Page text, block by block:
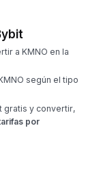
a KMNO en la
según el tipo
gratis y convertir,
por